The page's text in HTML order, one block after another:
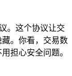
。这个协议让交
。你看，交易数
担心安全问题。